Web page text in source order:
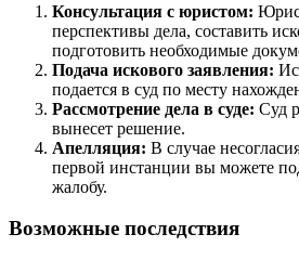
Консультация с юристом:
перспективы дела, составить
подготовить необходимые
Подача искового заявления:
подается в суд по месту
Рассмотрение дела в суде: Суд
вынесет решение.
Апелляция: В случае
первой инстанции вы можете
жалобу.
Возможные последствия